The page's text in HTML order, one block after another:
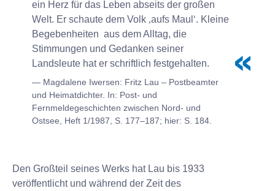
ein Herz für das Leben abseits der großen
Welt. Er schaute dem Volk ‚aufs Maul‘. Kleine
Begebenheiten aus dem Alltag, die
Stimmungen und Gedanken seiner
Landsleute hat er schriftlich festgehalten.
Magdalene Iwersen: Fritz Lau – Postbeamter
und Heimatdichter. In: Post- und
Fernmeldegeschichten zwischen Nord- und
Ostsee, Heft 1/1987, S. 177–187; hier: S. 184.
Den Großteil seines Werks hat Lau bis 1933
veröffentlicht und während der Zeit des